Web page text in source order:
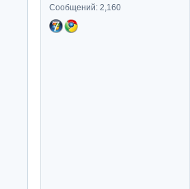
Сообщений: 2,160